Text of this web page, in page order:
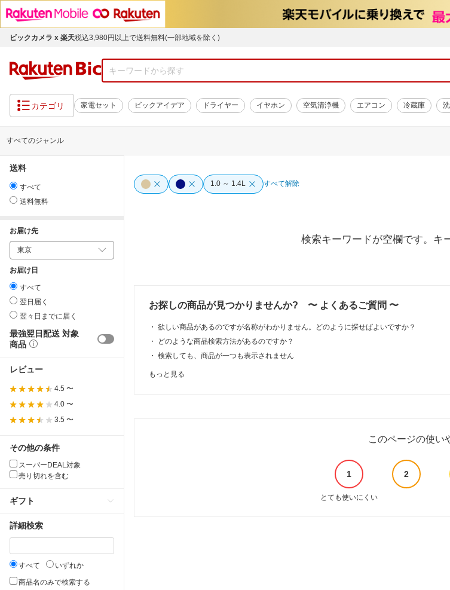
ビックカメラ x 楽天税込3,980円以上で送料無料(一部地域を除く)
カテゴリ 家電セット ビックアイデア ドライヤー イヤホン 空気清浄機 エアコン 冷蔵庫
すべてのジャンル
送料
すべて
送料無料
お届け先
お届け日
すべて
翌日届く
翌々日までに届く
最強翌日配送 対象
商品
レビュー
4.5 〜
4.0 〜
3.5 〜
その他の条件
スーパーDEAL対象
売り切れを含む
ギフト
詳細検索
すべて
いずれか
商品名のみで検索する
1.0 ～ 1.4L すべて解除
検索キーワードが空欄です。キ
お探しの商品が見つかりませんか? 〜 よくあるご質問 〜
・ 欲しい商品があるのですが名称がわかりません。どのように探せばよいですか？
・
どのような商品検索方法があるのですか？
・ 検索しても、商品が一つも表示されません
もっと見る
このページの使い
1 2
とても使いにくい